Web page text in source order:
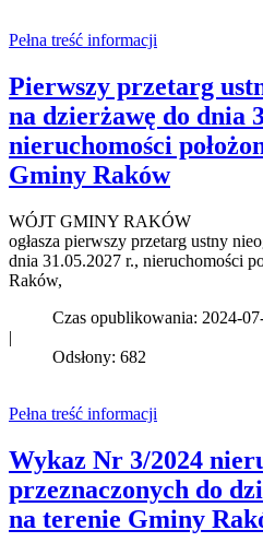
Pełna treść informacji
Pierwszy przetarg
na dzierżawę do dnia
nieruchomości
Gminy Raków
WÓJT GMINY RAKÓW
ogłasza pierwszy przetarg ustny
dnia 31.05.2027 r., nieruchomości
Raków,
Czas opublikowania: 2024-
|
Odsłony: 682
Pełna treść informacji
Wykaz Nr 3/2024
przeznaczonych do
na terenie Gminy